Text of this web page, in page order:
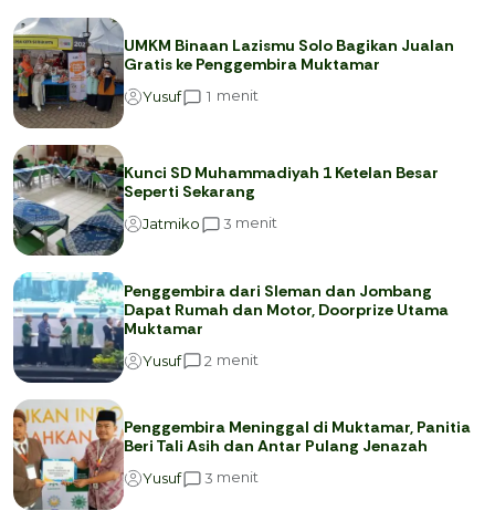
UMKM Binaan Lazismu Solo Bagikan Jualan
Gratis ke Penggembira Muktamar
Yusuf 1 menit
Kunci SD Muhammadiyah 1 Ketelan Besar
Seperti Sekarang
Jatmiko 3 menit
Penggembira dari Sleman dan Jombang
Dapat Rumah dan Motor, Doorprize Utama
Muktamar
Yusuf 2 menit
Penggembira Meninggal di Muktamar, Panitia
Beri Tali Asih dan Antar Pulang Jenazah
Yusuf 3 menit